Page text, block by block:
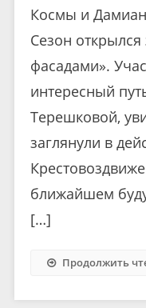
Космы и
Сезон открылся
фасадами».
интересный
Терешковой,
заглянули в
ближайшем
[…]
Продолжить